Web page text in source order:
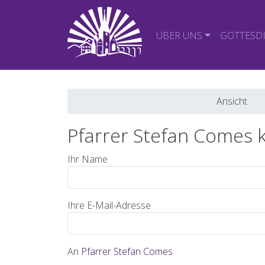
ÜBER UNS
Ansicht
Pfarrer Stefan Comes
Ihr Name
Ihre E-Mail-Adresse
An Pfarrer Stefan Comes